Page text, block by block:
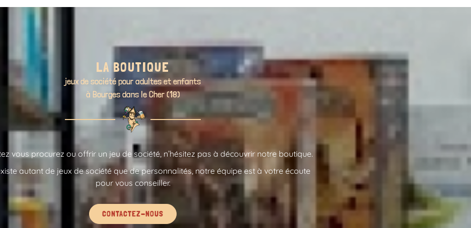
LA BOUTIQUE
jeux de société pour adultes et enfants
à Bourges dans le Cher (18)
vous procurez ou offrir un jeu de société, n’hésitez pas à découvrir notre boutique.
autant de jeux de société que de personnalités, notre équipe est à votre écoute
pour vous conseiller.
CONTACTEZ-NOUS